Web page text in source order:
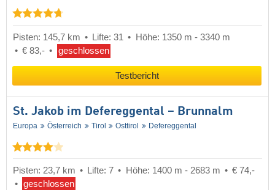
Pisten: 145,7 km Lifte: 31
Höhe: 1350 m - 3340 m
€ 83,-
geschlossen
Testbericht
St. Jakob im Defereggental – Brunnalm
Europa Österreich Tirol Osttirol Defereggental
Pisten: 23,7 km Lifte: 7 Höhe: 1400 m - 2683 m
€ 74,-
geschlossen